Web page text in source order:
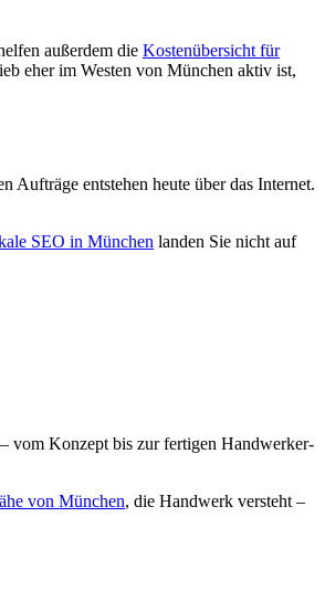
außerdem die Kostenübersicht für
eher im Westen von München aktiv ist,
Aufträge entstehen heute über das Internet.
SEO in München landen Sie nicht auf
vom Konzept bis zur fertigen Handwerker-
von München, die Handwerk versteht –